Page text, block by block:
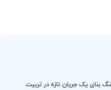
بنای یک جریان تازه در تربیت